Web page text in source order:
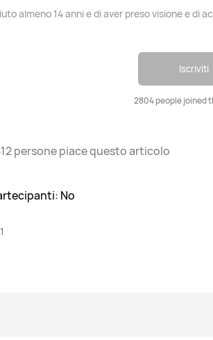
almeno 14 anni e di aver preso visione e di
Iscriviti
2804 people joined
personepiace questo articolo
No